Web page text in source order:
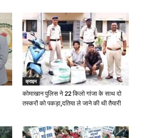
क्राइम
कोमाखान पुलिस ने 22 किलो गांजा के साथ दो
तस्करों को पकड़ा,दतिया ले जाने की थी तैयारी